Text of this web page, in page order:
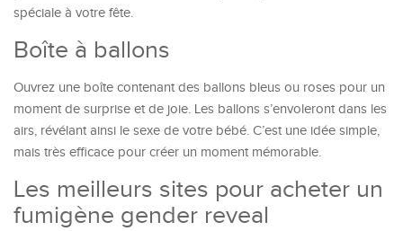
spéciale à votre fête.
Boîte à ballons
Ouvrez une boîte contenant des ballons bleus ou roses pour un
moment de surprise et de joie. Les ballons s’envoleront dans les
airs, révélant ainsi le sexe de votre bébé. C’est une idée simple,
mais très efficace pour créer un moment mémorable.
Les meilleurs sites pour acheter un
fumigène gender reveal